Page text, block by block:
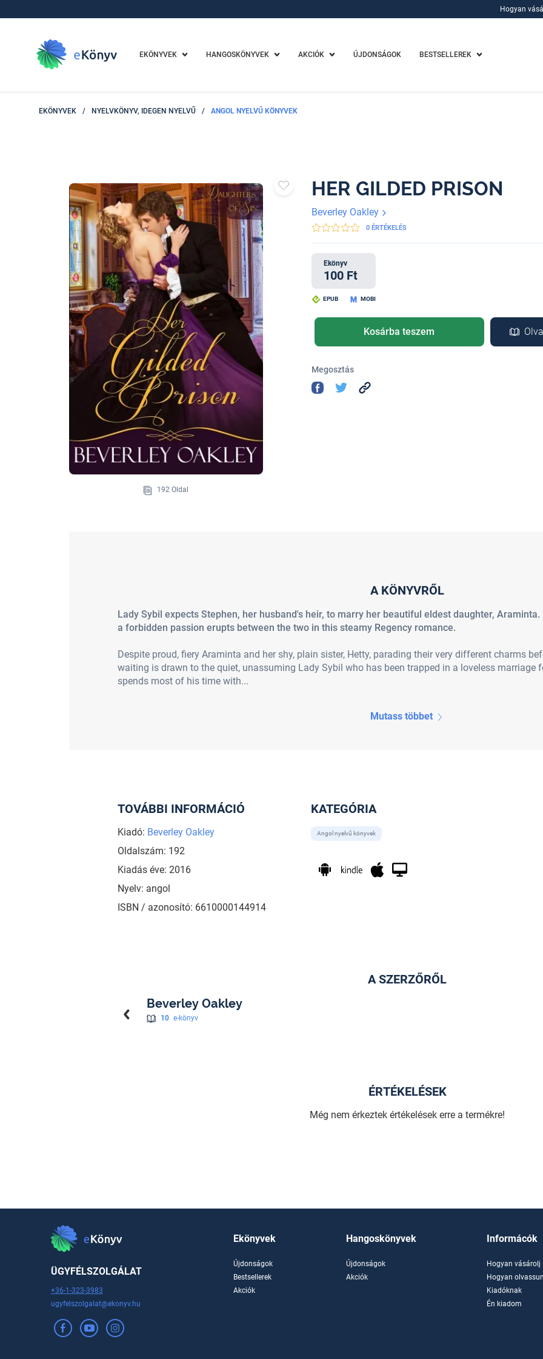
Hogyan
EKÖNYVEK HANGOSKÖNYVEK AKCIÓK ÚJDONSÁGOK BESTSELLEREK
EKÖNYVEK / NYELVKÖNYV, IDEGEN NYELVŰ / ANGOL NYELVŰ KÖNYVEK
192 Oldal
HER GILDED PRISON
Beverley Oakley
0 ÉRTÉKELÉS
Ekönyv
100 Ft
EPUB MOBI
Kosárba teszem
Megosztás
A KÖNYVRŐL
Lady Sybil expects Stephen, her husband's heir, to marry her beautiful eldest daughter,
a forbidden passion erupts between the two in this steamy Regency romance.
Despite proud, fiery Araminta and her shy, plain sister, Hetty, parading their very different charms
waiting is drawn to the quiet, unassuming Lady Sybil who has been trapped in a loveless marriage
spends most of his time with...
Mutass többet
TOVÁBBI INFORMÁCIÓ
Kiadó: Beverley Oakley
Oldalszám: 192
Kiadás éve: 2016
Nyelv: angol
ISBN / azonosító: 6610000144914
KATEGÓRIA
Angol nyelvű könyvek
A SZERZŐRŐL
Beverley Oakley
10 e-könyv
ÉRTÉKELÉSEK
Még nem érkeztek értékelések erre a termékre!
ÜGYFÉLSZOLGÁLAT
+36-1-323-3983
ugyfelszolgalat@ekonyv.hu
Ekönyvek
Újdonságok
Bestsellerek
Akciók
Hangoskönyvek
Újdonságok
Akciók
Informácók
Hogyan vásárolj
Hogyan
Kiadóknak
Én kiadom